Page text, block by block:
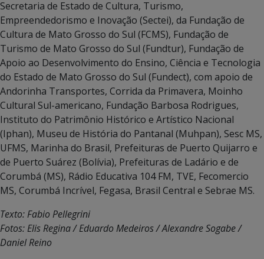
Secretaria de Estado de Cultura, Turismo,
Empreendedorismo e Inovação (Sectei), da Fundação de
Cultura de Mato Grosso do Sul (FCMS), Fundação de
Turismo de Mato Grosso do Sul (Fundtur), Fundação de
Apoio ao Desenvolvimento do Ensino, Ciência e Tecnologia
do Estado de Mato Grosso do Sul (Fundect), com apoio de
Andorinha Transportes, Corrida da Primavera, Moinho
Cultural Sul-americano, Fundação Barbosa Rodrigues,
Instituto do Patrimônio Histórico e Artístico Nacional
(Iphan), Museu de História do Pantanal (Muhpan), Sesc MS,
UFMS, Marinha do Brasil, Prefeituras de Puerto Quijarro e
de Puerto Suárez (Bolívia), Prefeituras de Ladário e de
Corumbá (MS), Rádio Educativa 104 FM, TVE, Fecomercio
MS, Corumbá Incrível, Fegasa, Brasil Central e Sebrae MS.
Texto: Fabio Pellegrini
Fotos: Elis Regina / Eduardo Medeiros / Alexandre Sogabe /
Daniel Reino